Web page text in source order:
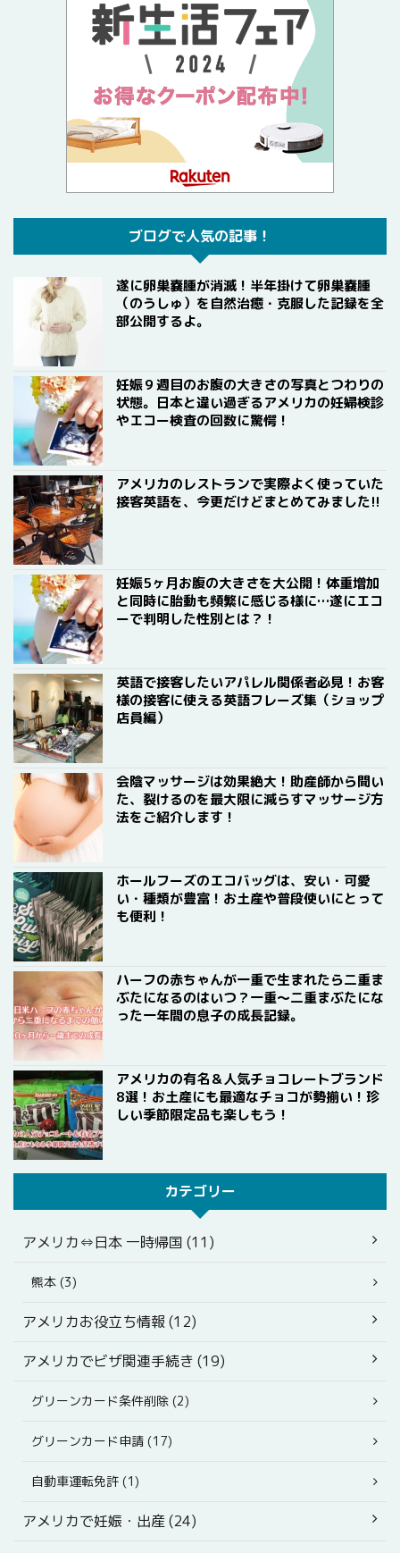
ブログで人気の記事！
遂に卵巣嚢腫が消滅！半年掛けて卵巣嚢腫
（のうしゅ）を自然治癒・克服した記録を全
部公開するよ。
妊娠９週目のお腹の大きさの写真とつわりの
状態。日本と違い過ぎるアメリカの妊婦検診
やエコー検査の回数に驚愕！
アメリカのレストランで実際よく使っていた
接客英語を、今更だけどまとめてみました!!
妊娠5ヶ月お腹の大きさを大公開！体重増加
と同時に胎動も頻繁に感じる様に…遂にエコ
ーで判明した性別とは？！
英語で接客したいアパレル関係者必見！お客
様の接客に使える英語フレーズ集（ショップ
店員編）
会陰マッサージは効果絶大！助産師から聞い
た、裂けるのを最大限に減らすマッサージ方
法をご紹介します！
ホールフーズのエコバッグは、安い・可愛
い・種類が豊富！お土産や普段使いにとって
も便利！
ハーフの赤ちゃんが一重で生まれたら二重ま
ぶたになるのはいつ？一重〜二重まぶたにな
った一年間の息子の成長記録。
アメリカの有名＆人気チョコレートブランド
8選！お土産にも最適なチョコが勢揃い！珍
しい季節限定品も楽しもう！
カテゴリー
アメリカ⇔日本 一時帰国 (11)
熊本 (3)
アメリカお役立ち情報 (12)
アメリカでビザ関連手続き (19)
グリーンカード条件削除 (2)
グリーンカード申請 (17)
自動車運転免許 (1)
アメリカで妊娠・出産 (24)